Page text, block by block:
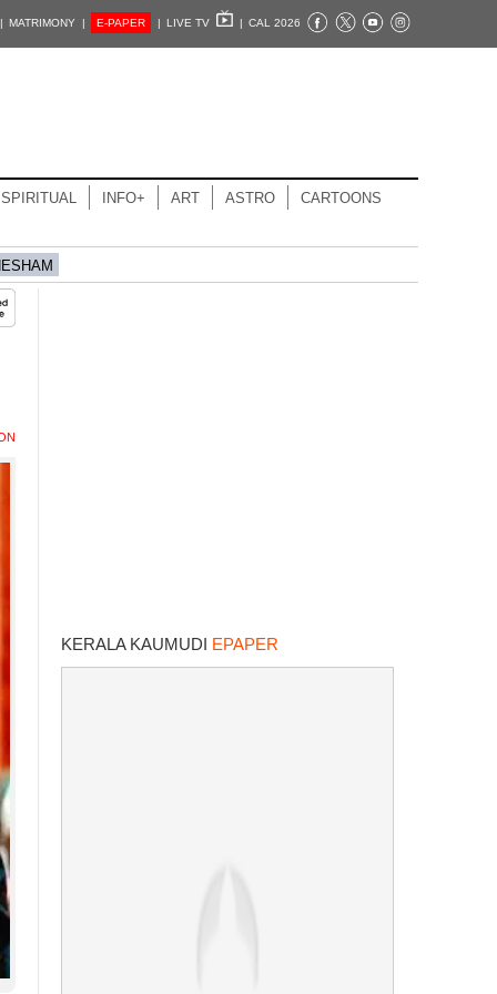
MATRIMONY | E-PAPER | LIVE TV | CAL 2026
SPIRITUAL INFO+ ART ASTRO CARTOONS
KERALA KAUMUDI EPAPER